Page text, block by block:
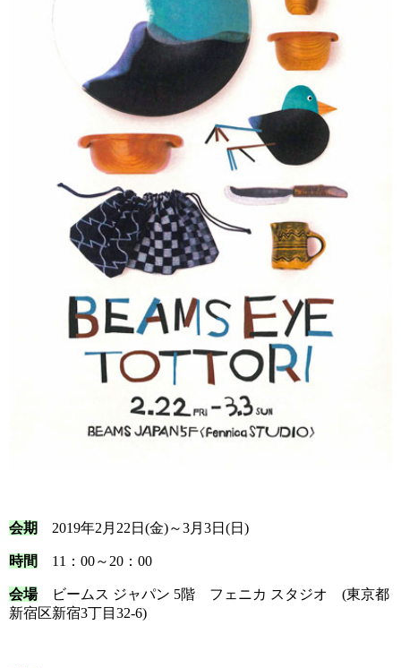
会期 2019年2月22日(金)～3月3日(日)
時間 11：00～20：00
会場ビームス ジャパン 5階 フェニカ スタジオ (東京都
新宿区新宿3丁目32-6)